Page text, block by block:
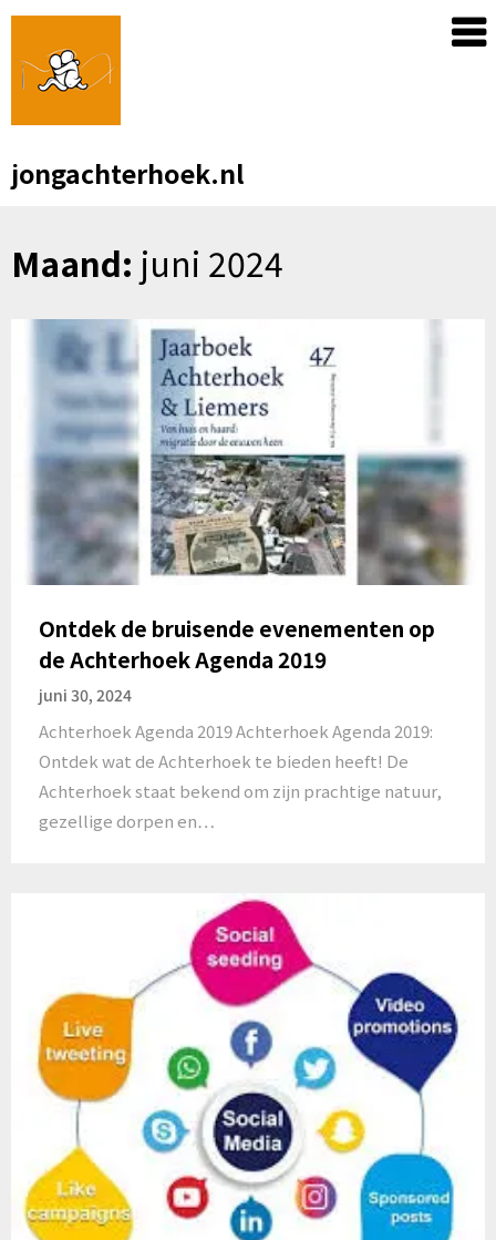
Skip
content
jongachterhoek.nl
Maand: juni 2024
Ontdek de bruisende evenementen op
de Achterhoek Agenda 2019
juni 30, 2024
Achterhoek Agenda 2019 Achterhoek Agenda 2019:
Ontdek wat de Achterhoek te bieden heeft! De
Achterhoek staat bekend om zijn prachtige natuur,
gezellige dorpen en…